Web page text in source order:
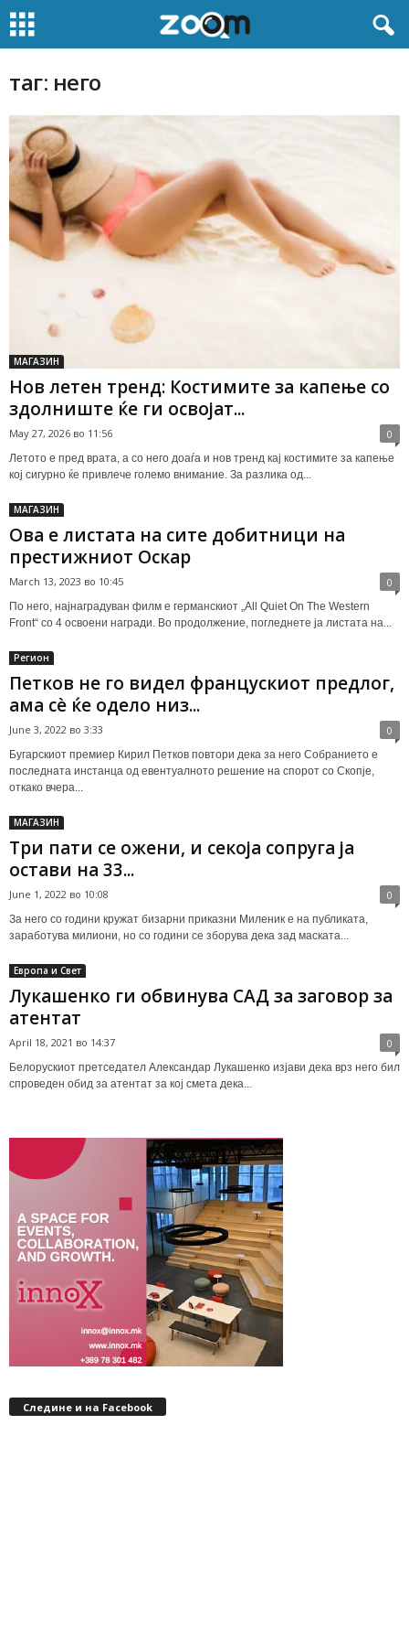
таг: него
МАГАЗИН
Нов летен тренд: Костимите за капење со
здолниште ќе ги освојат...
May 27, 2026 во 11:56 0
Летото е пред врата, а со него доаѓа и нов тренд кај костимите за капење
кој сигурно ќе привлече големо внимание. За разлика од...
МАГАЗИН
Ова е листата на сите добитници на
престижниот Оскар
March 13, 2023 во 10:45 0
По него, најнаградуван филм е германскиот „All Quiet On The Western
Front“ со 4 освоени награди. Во продолжение, погледнете ја листата на...
Регион
Петков не го видел францускиот предлог,
ама сè ќе одело низ...
June 3, 2022 во 3:33 0
Бугарскиот премиер Кирил Петков повтори дека за него Собранието е
последната инстанца од евентуалното решение на спорот со Скопје,
откако вчера...
МАГАЗИН
Три пати се ожени, и секоја сопруга ја
остави на 33...
June 1, 2022 во 10:08 0
За него со години кружат бизарни приказни Миленик е на публиката,
заработува милиони, но со години се зборува дека зад маската...
Европа и Свет
Лукашенко ги обвинува САД за заговор за
атентат
April 18, 2021 во 14:37 0
Белорускиот претседател Александар Лукашенко изјави дека врз него бил
спроведен обид за атентат за кој смета дека...
Следине и на Facebook